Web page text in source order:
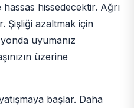
hissedecektir. Ağrı
Şişliği azaltmak için
uyumanız
üzerine
başlar. Daha